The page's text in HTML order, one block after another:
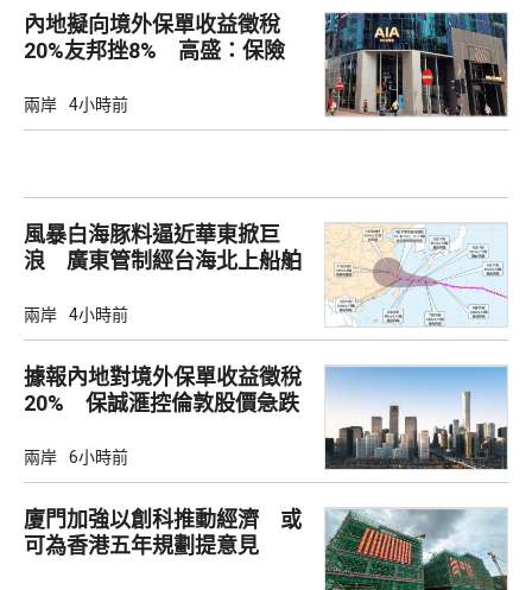
內地擬向境外保單收益徵稅
20%友邦挫8% 高盛：保險
兩岸 4小時前
風暴白海豚料逼近華東掀巨
浪 廣東管制經台海北上船舶
兩岸 4小時前
據報內地對境外保單收益徵稅
20% 保誠滙控倫敦股價急跌
兩岸 6小時前
廈門加強以創科推動經濟 或
可為香港五年規劃提意見